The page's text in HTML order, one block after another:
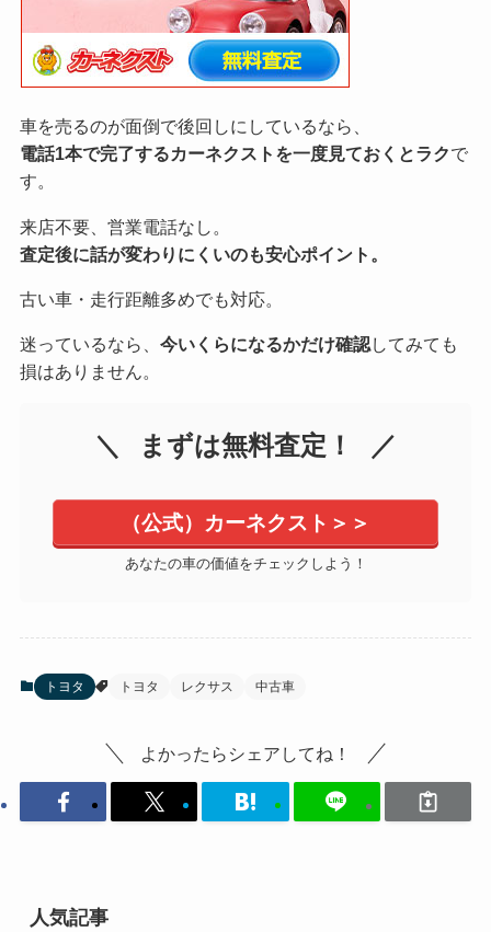
車を売るのが面倒で後回しにしているなら、
電話1本で完了するカーネクストを一度見ておくとラクで
す。
来店不要、営業電話なし。
査定後に話が変わりにくいのも安心ポイント。
古い車・走行距離多めでも対応。
迷っているなら、 今いくらになるかだけ確認してみても
損はありません。
まずは無料査定！
（公式）カーネクスト＞＞
あなたの車の価値をチェックしよう！
トヨタ トヨタ レクサス 中古車
よかったらシェアしてね！
人気記事